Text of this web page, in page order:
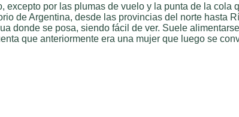
excepto por las plumas de vuelo y la punta de la
de Argentina, desde las provincias del norte hasta
donde se posa, siendo fácil de ver. Suele
que anteriormente era una mujer que luego se